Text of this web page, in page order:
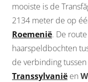
mooiste is de
2134 meter de op
Roemenië. De
haarspeldbochten
de verbinding
Transsylvanië en